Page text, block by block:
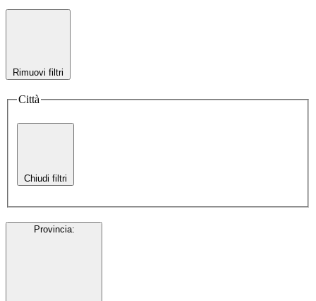
Rimuovi filtri
Città
Chiudi filtri
Provincia: